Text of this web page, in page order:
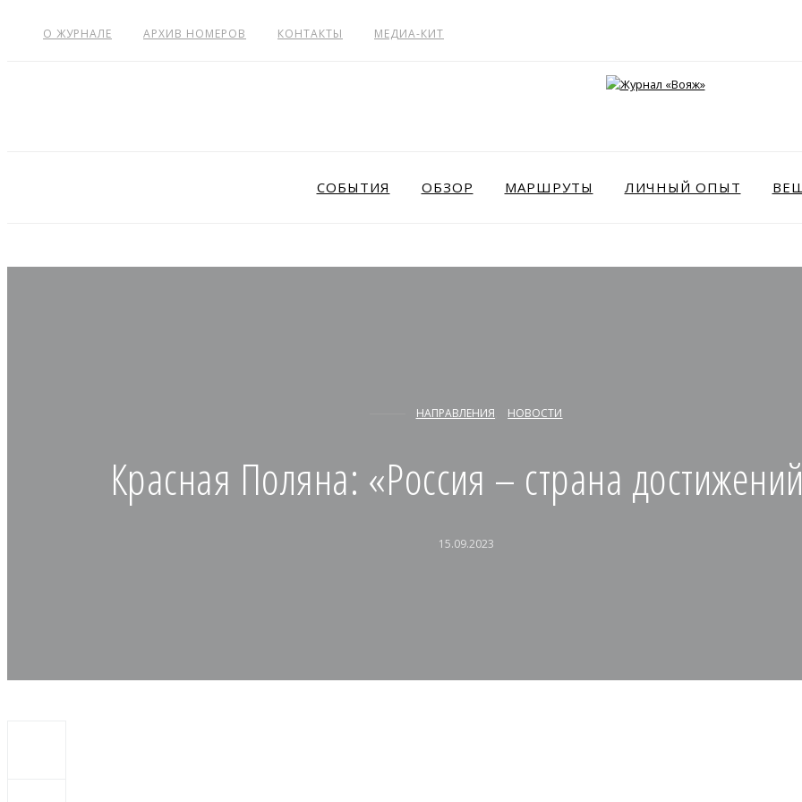
О ЖУРНАЛЕ АРХИВ НОМЕРОВ КОНТАКТЫ МЕДИА-КИТ
СОБЫТИЯ ОБЗОР МАРШРУТЫ ЛИЧНЫЙ ОПЫТ
НАПРАВЛЕНИЯ НОВОСТИ
Красная Поляна: «Россия – страна
15.09.2023